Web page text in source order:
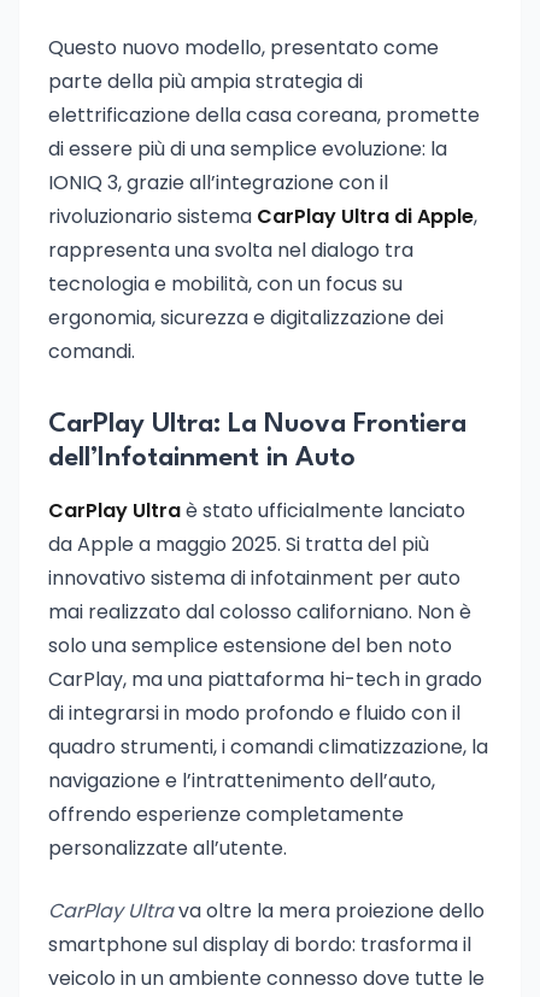
Questo nuovo modello, presentato come
parte della più ampia strategia di
elettrificazione della casa coreana, promette
di essere più di una semplice evoluzione: la
IONIQ 3, grazie all’integrazione con il
rivoluzionario sistema CarPlay Ultra di Apple,
rappresenta una svolta nel dialogo tra
tecnologia e mobilità, con un focus su
ergonomia, sicurezza e digitalizzazione dei
comandi.
CarPlay Ultra: La Nuova Frontiera
dell’Infotainment in Auto
CarPlay Ultraè stato ufficialmente lanciato
da Apple a maggio 2025. Si tratta del più
innovativo sistema di infotainment per auto
mai realizzato dal colosso californiano. Non è
solo una semplice estensione del ben noto
CarPlay, ma una piattaforma hi-tech in grado
di integrarsi in modo profondo e fluido con il
quadro strumenti, i comandi climatizzazione, la
navigazione e l’intrattenimento dell’auto,
offrendo esperienze completamente
personalizzate all’utente.
CarPlay Ultrava oltre la mera proiezione dello
smartphone sul display di bordo: trasforma il
veicolo in un ambiente connesso dove tutte le